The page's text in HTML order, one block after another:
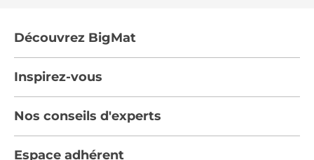
Découvrez BigMat
Devenez adhérent
Inspirez-vous
Nos catalogues
Nos conseils d'experts
Espace adhérent